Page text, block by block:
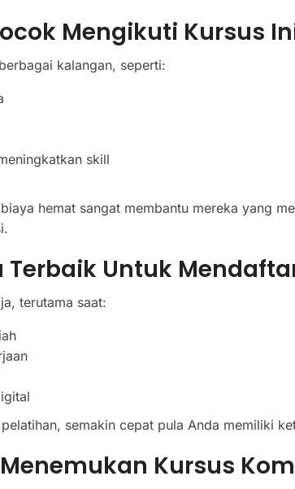
Mengikuti Kursus
kalangan, seperti:
skill
hemat sangat membantu mereka yang
Untuk
terutama saat:
semakin cepat pula Anda memiliki
Kursus